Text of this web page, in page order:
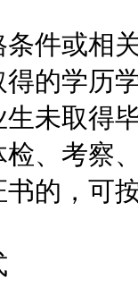
或相关
的学历
未取得
、考察
的，可